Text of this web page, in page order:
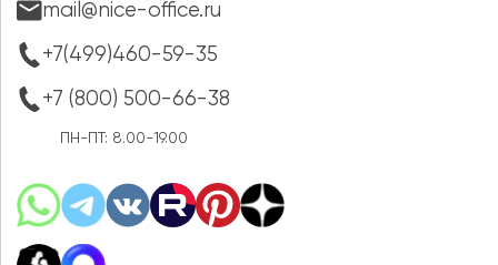
mail@nice-office.ru
+7(499)460-59-35
+7 (800) 500-66-38
ПН-ПТ: 8.00-19.00